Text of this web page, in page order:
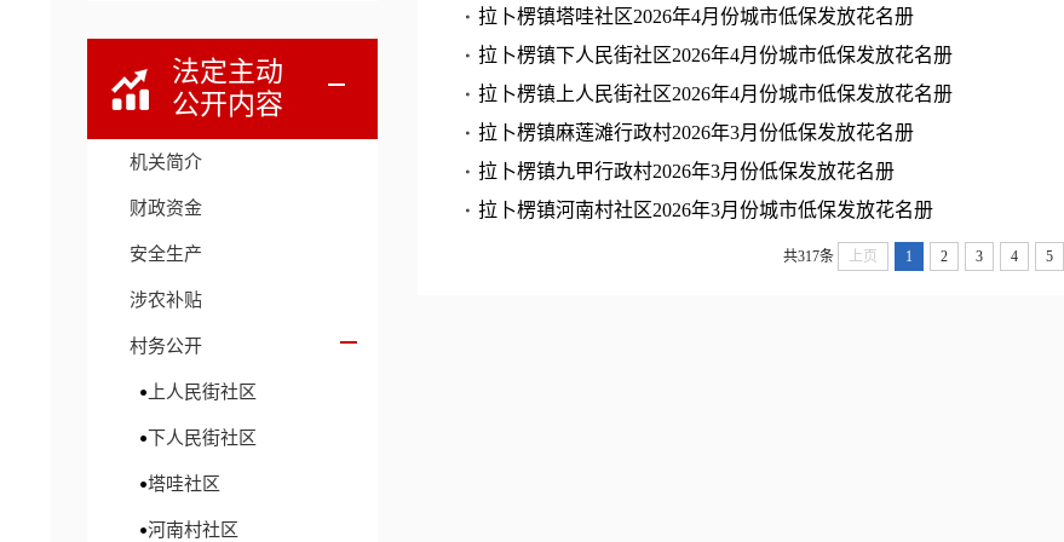
法定主动
公开内容
机关简介
财政资金
安全生产
涉农补贴
村务公开
上人民街社区
下人民街社区
塔哇社区
河南村社区
拉卜楞镇塔哇社区2026年4月份城市低保发放花名册
拉卜楞镇下人民街社区2026年4月份城市低保发放花名册
拉卜楞镇上人民街社区2026年4月份城市低保发放花名册
拉卜楞镇麻莲滩行政村2026年3月份低保发放花名册
拉卜楞镇九甲行政村2026年3月份低保发放花名册
拉卜楞镇河南村社区2026年3月份城市低保发放花名册
共317条 上页 1 2 3 4 5